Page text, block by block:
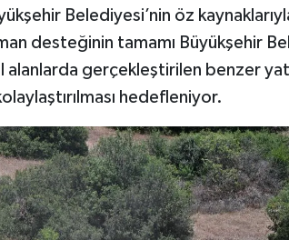
Belediyesi’nin öz
desteğinin tamamı Büyükşehir
alanlarda gerçekleştirilen benzer
hedefleniyor.